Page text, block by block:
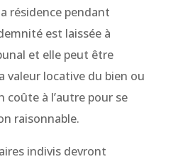
résidence pendant
est laissée à
et elle peut être
valeur locative du bien ou
coûte à l’autre pour se
raisonnable.
indivis devront